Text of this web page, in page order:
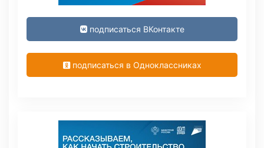
подписаться ВКонтакте
подписаться в Одноклассниках